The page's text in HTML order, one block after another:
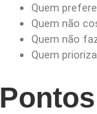
Quem
Quem não
Quem não
Quem